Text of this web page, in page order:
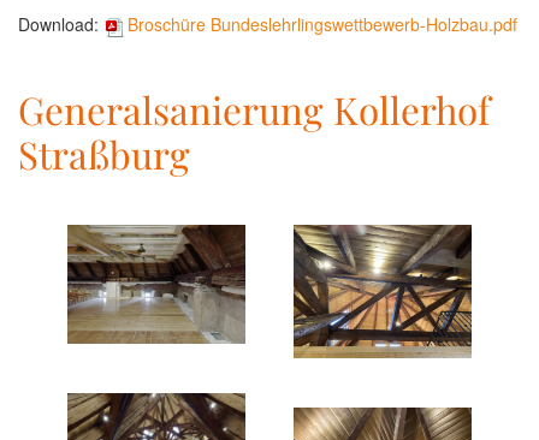
Download: Broschüre Bundeslehrlingswettbewerb-Holzbau.pdf
Generalsanierung Kollerhof
Straßburg